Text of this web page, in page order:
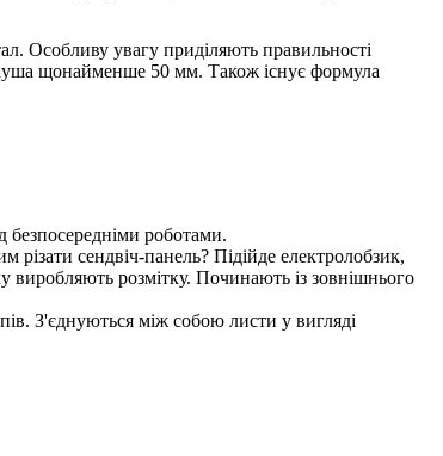
Особливу увагу приділяють правильності
щонайменше 50 мм. Також існує формула
безпосередніми роботами.
різати сендвіч-панель? Підійде електролобзик,
виробляють розмітку. Починають із зовнішнього
З'єднуються між собою листи у вигляді